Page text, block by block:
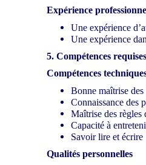
Expérience
Une expérience
Une expérience
5. Compétences requises
Compétences
Bonne maîtrise
Connaissance des
Maîtrise des règles
Capacité à
Savoir lire et écrire
Qualités personnelles